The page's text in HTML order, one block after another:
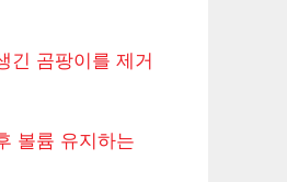
긴 곰팡이를 제거
볼륨 유지하는